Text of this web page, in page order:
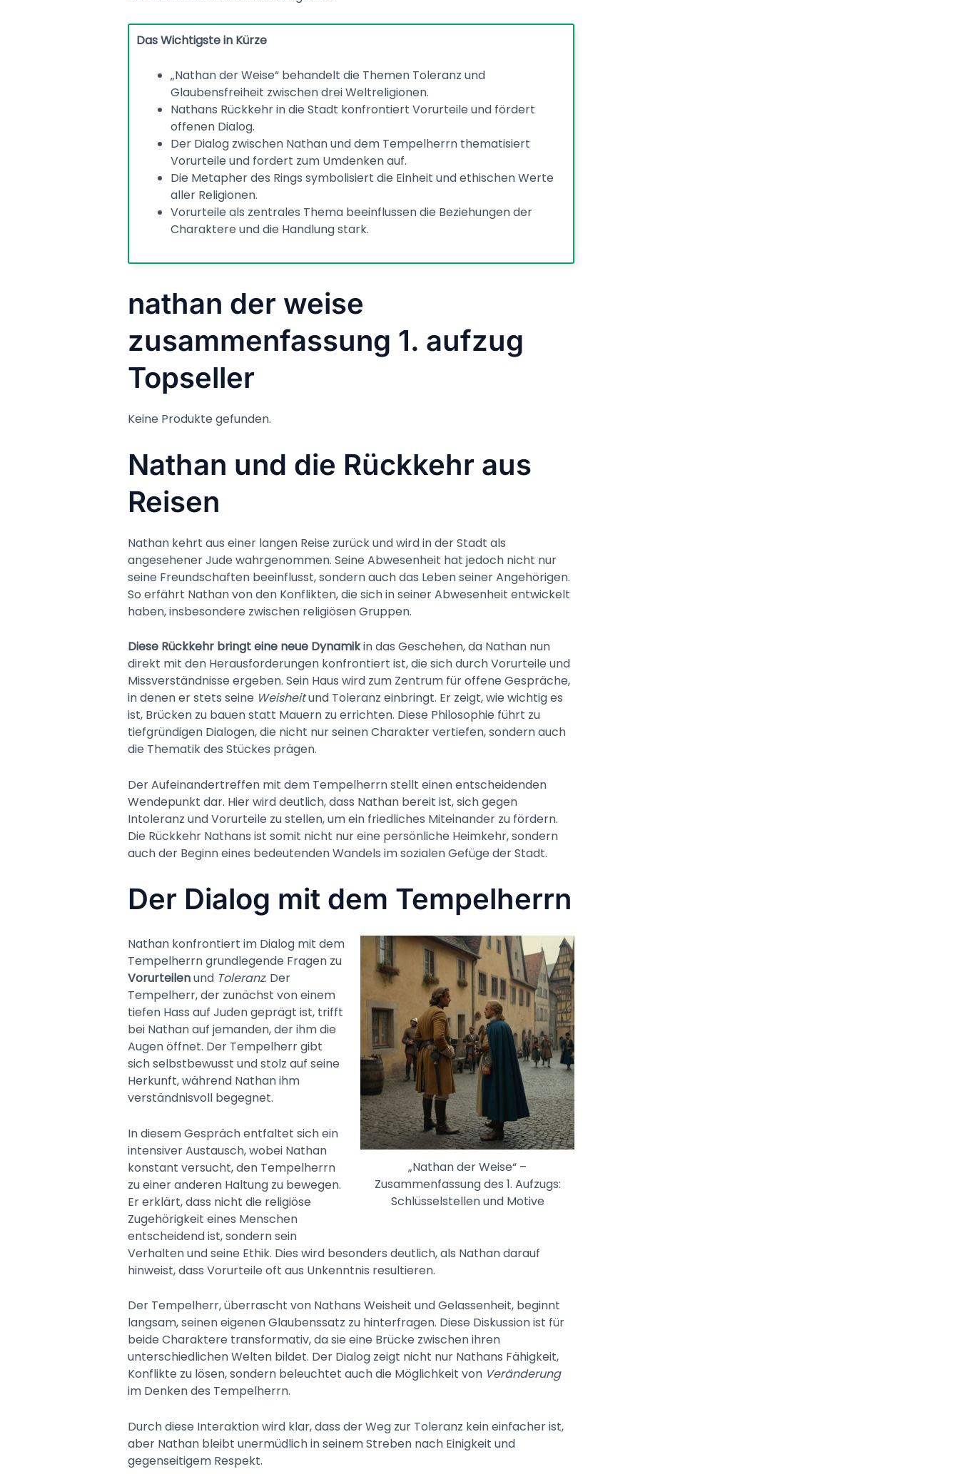
Das Wichtigste in Kürze
„Nathan der Weise“ behandelt die Themen Toleranz und
Glaubensfreiheit zwischen drei Weltreligionen.
Nathans Rückkehr in die Stadt konfrontiert Vorurteile und fördert
offenen Dialog.
Der Dialog zwischen Nathan und dem Tempelherrn thematisiert
Vorurteile und fordert zum Umdenken auf.
Die Metapher des Rings symbolisiert die Einheit und ethischen Werte
aller Religionen.
Vorurteile als zentrales Thema beeinflussen die Beziehungen der
Charaktere und die Handlung stark.
nathan der weise
zusammenfassung 1. aufzug
Topseller
Keine Produkte gefunden.
Nathan und die Rückkehr aus
Reisen
Nathan kehrt aus einer langen Reise zurück und wird in der Stadt als
angesehener Jude wahrgenommen. Seine Abwesenheit hat jedoch nicht nur
seine Freundschaften beeinflusst, sondern auch das Leben seiner Angehörigen.
So erfährt Nathan von den Konflikten, die sich in seiner Abwesenheit entwickelt
haben, insbesondere zwischen religiösen Gruppen.
Diese Rückkehr bringt eine neue Dynamikin das Geschehen, da Nathan nun
direkt mit den Herausforderungen konfrontiert ist, die sich durch Vorurteile und
Missverständnisse ergeben. Sein Haus wird zum Zentrum für offene Gespräche,
in denen er stets seine Weisheitund Toleranz einbringt. Er zeigt, wie wichtig es
ist, Brücken zu bauen statt Mauern zu errichten. Diese Philosophie führt zu
tiefgründigen Dialogen, die nicht nur seinen Charakter vertiefen, sondern auch
die Thematik des Stückes prägen.
Der Aufeinandertreffen mit dem Tempelherrn stellt einen entscheidenden
Wendepunkt dar. Hier wird deutlich, dass Nathan bereit ist, sich gegen
Intoleranz und Vorurteile zu stellen, um ein friedliches Miteinander zu fördern.
Die Rückkehr Nathans ist somit nicht nur eine persönliche Heimkehr, sondern
auch der Beginn eines bedeutenden Wandels im sozialen Gefüge der Stadt.
Der Dialog mit dem Tempelherrn
„Nathan der Weise“ –
Zusammenfassung des 1. Aufzugs:
Schlüsselstellen und Motive
Nathan konfrontiert im Dialog mit dem
Tempelherrn grundlegende Fragen zu
Vorurteilenund Toleranz. Der
Tempelherr, der zunächst von einem
tiefen Hass auf Juden geprägt ist, trifft
bei Nathan auf jemanden, der ihm die
Augen öffnet. Der Tempelherr gibt
sich selbstbewusst und stolz auf seine
Herkunft, während Nathan ihm
verständnisvoll begegnet.
In diesem Gespräch entfaltet sich ein
intensiver Austausch, wobei Nathan
konstant versucht, den Tempelherrn
zu einer anderen Haltung zu bewegen.
Er erklärt, dass nicht die religiöse
Zugehörigkeit eines Menschen
entscheidend ist, sondern sein
Verhalten und seine Ethik. Dies wird besonders deutlich, als Nathan darauf
hinweist, dass Vorurteile oft aus Unkenntnis resultieren.
Der Tempelherr, überrascht von Nathans Weisheit und Gelassenheit, beginnt
langsam, seinen eigenen Glaubenssatz zu hinterfragen. Diese Diskussion ist für
beide Charaktere transformativ, da sie eine Brücke zwischen ihren
unterschiedlichen Welten bildet. Der Dialog zeigt nicht nur Nathans Fähigkeit,
Konflikte zu lösen, sondern beleuchtet auch die Möglichkeit von Veränderung
im Denken des Tempelherrn.
Durch diese Interaktion wird klar, dass der Weg zur Toleranz kein einfacher ist,
aber Nathan bleibt unermüdlich in seinem Streben nach Einigkeit und
gegenseitigem Respekt.